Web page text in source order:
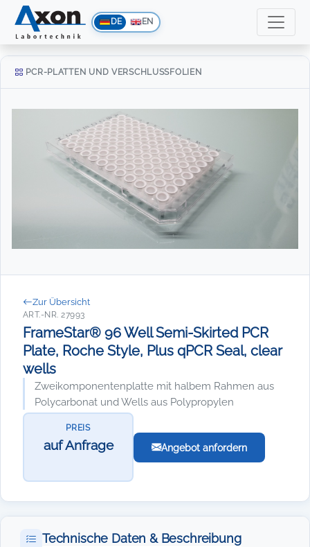
DE EN
PCR-PLATTEN UND VERSCHLUSSFOLIEN
Zur Übersicht
ART.-NR. 27993
FrameStar® 96 Well Semi-Skirted PCR
Plate, Roche Style, Plus qPCR Seal, clear
wells
Zweikomponentenplatte mit halbem Rahmen aus
Polycarbonat und Wells aus Polypropylen
PREIS
auf Anfrage Angebot anfordern
Technische Daten & Beschreibung